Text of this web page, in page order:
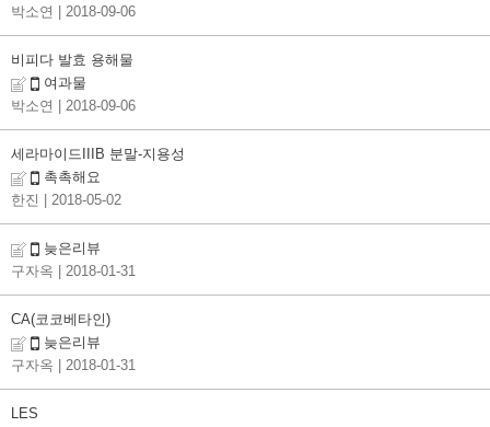
박소연
| 2018-09-06
비피다 발효 용해물
여과물
박소연
| 2018-09-06
세라마이드IIIB 분말-지용성
촉촉해요
한진
| 2018-05-02
늦은리뷰
구자옥
| 2018-01-31
CA(코코베타인)
늦은리뷰
구자옥
| 2018-01-31
LES